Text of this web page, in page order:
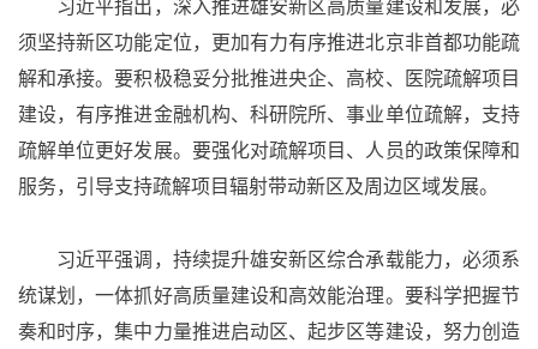
习近平指出，深入推进雄安新区高质量建设和发展，必
须坚持新区功能定位，更加有力有序推进北京非首都功能疏
解和承接。要积极稳妥分批推进央企、高校、医院疏解项目
建设，有序推进金融机构、科研院所、事业单位疏解，支持
疏解单位更好发展。要强化对疏解项目、人员的政策保障和
服务，引导支持疏解项目辐射带动新区及周边区域发展。
习近平强调，持续提升雄安新区综合承载能力，必须系
统谋划，一体抓好高质量建设和高效能治理。要科学把握节
奏和时序，集中力量推进启动区、起步区等建设，努力创造